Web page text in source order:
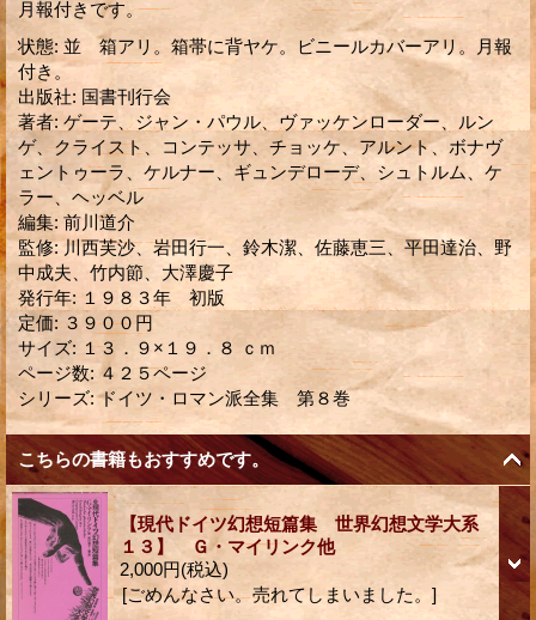
月報付きです。
状態: 並 箱アリ。箱帯に背ヤケ。ビニールカバーアリ。月報
付き。
出版社: 国書刊行会
著者: ゲーテ、ジャン・パウル、ヴァッケンローダー、ルン
ゲ、クライスト、コンテッサ、チョッケ、アルント、ボナヴ
ェントゥーラ、ケルナー、ギュンデローデ、シュトルム、ケ
ラー、ヘッベル
編集: 前川道介
監修: 川西芙沙、岩田行一、鈴木潔、佐藤恵三、平田達治、野
中成夫、竹内節、大澤慶子
発行年: １９８３年 初版
定価: ３９００円
サイズ: １３．９×１９．８ ｃｍ
ページ数: ４２５ページ
シリーズ: ドイツ・ロマン派全集 第８巻
こちらの書籍もおすすめです。
【現代ドイツ幻想短篇集 世界幻想文学大系
１３】 Ｇ・マイリンク他
2,000円(税込)
[ごめんなさい。売れてしまいました。]